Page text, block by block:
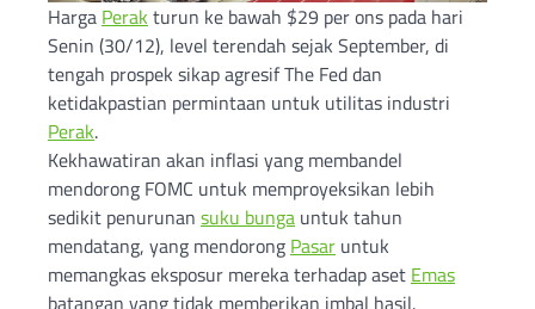
Harga Perak turun ke bawah $29 per ons pada hari
Senin (30/12), level terendah sejak September, di
tengah prospek sikap agresif The Fed dan
ketidakpastian permintaan untuk utilitas industri
Perak.
Kekhawatiran akan inflasi yang membandel
mendorong FOMC untuk memproyeksikan lebih
sedikit penurunan suku bunga untuk tahun
mendatang, yang mendorong Pasar untuk
memangkas eksposur mereka terhadap aset Emas
batangan yang tidak memberikan imbal hasil.